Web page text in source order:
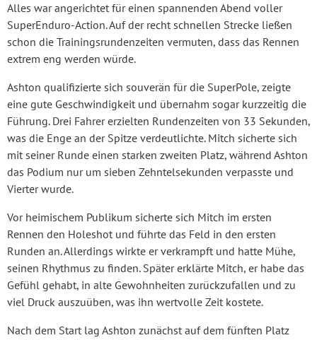
Alles war angerichtet für einen spannenden Abend voller
SuperEnduro-Action. Auf der recht schnellen Strecke ließen
schon die Trainingsrundenzeiten vermuten, dass das Rennen
extrem eng werden würde.
Ashton qualifizierte sich souverän für die SuperPole, zeigte
eine gute Geschwindigkeit und übernahm sogar kurzzeitig die
Führung. Drei Fahrer erzielten Rundenzeiten von 33 Sekunden,
was die Enge an der Spitze verdeutlichte. Mitch sicherte sich
mit seiner Runde einen starken zweiten Platz, während Ashton
das Podium nur um sieben Zehntelsekunden verpasste und
Vierter wurde.
Vor heimischem Publikum sicherte sich Mitch im ersten
Rennen den Holeshot und führte das Feld in den ersten
Runden an. Allerdings wirkte er verkrampft und hatte Mühe,
seinen Rhythmus zu finden. Später erklärte Mitch, er habe das
Gefühl gehabt, in alte Gewohnheiten zurückzufallen und zu
viel Druck auszuüben, was ihn wertvolle Zeit kostete.
Nach dem Start lag Ashton zunächst auf dem fünften Platz